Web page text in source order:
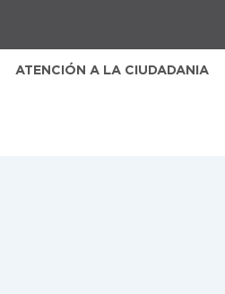
ATENCIÓN A LA CIUDADANIA